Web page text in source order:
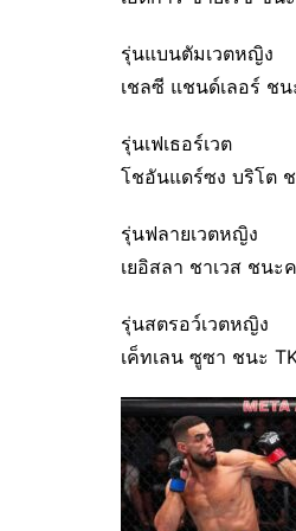
รุ่นแบนตัมเวตหญิง
เชลซี แชนด์เลอร์ ช
รุ่นเฟเธอร์เวต
โชอันแดร์ซง บริโต
รุ่นฟลายเวตหญิง
เยอิสลา ชาเวส ชนะ
รุ่นสตรอว์เวตหญิง
เค็ทเลน ซูซา ชนะ